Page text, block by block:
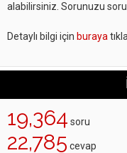
alabilirsiniz. Sorunuzu
Detaylı bilgi için buraya
19,364 soru
22,785 cevap